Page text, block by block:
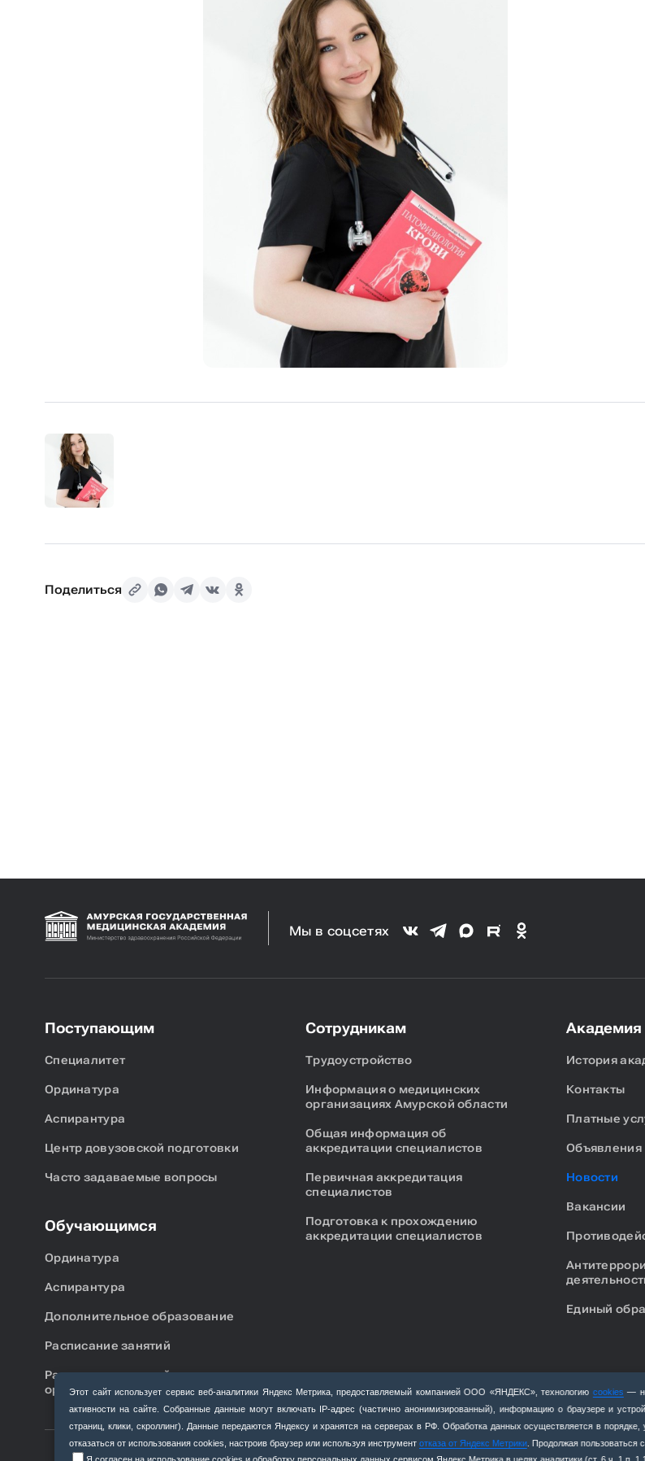
Поделиться
Этот сайт использует сервис веб‑аналитики Яндекс Метрика, предоставляемый компанией ООО «ЯНДЕКС», технологию cookies —
активности на сайте. Собранные данные могут включать IP‑адрес (частично анонимизированный), информацию о браузере и
страниц, клики, скроллинг). Данные передаются Яндексу и хранятся на серверах в РФ. Обработка данных осуществляется в
отказаться от использования cookies, настроив браузер или используя инструментотказа от Яндекс Метрики . Продолжая пользоваться
Я согласен на использование cookies и обработку персональных данных сервисом Яндекс Метрика в целях аналитики (ст. 6 ч. 1 п. 1
Мы в соцсетях
Поступающим
Специалитет
Ординатура
Аспирантура
Центр довузовской подготовки
Часто задаваемые вопросы
Обучающимся
Ординатура
Аспирантура
Дополнительное образование
Расписание занятий
Расписание занятий аспирантов,
ординаторов
Сотрудникам
Трудоустройство
Информация о медицинских
организациях Амурской области
Общая информация об
аккредитации специалистов
Первичная аккредитация
специалистов
Подготовка к прохождению
аккредитации специалистов
Академия
История
Контакты
Платные
Объявления
Новости
Вакансии
Единый